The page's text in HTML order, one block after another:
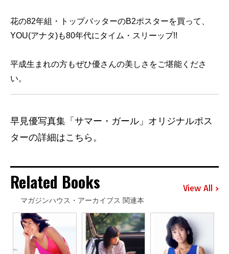
花の82年組・トップバッターのB2ポスターを買って、
YOU(アナタ)も80年代にタイム・スリーップ!!
平成生まれの方もぜひ優さんの美しさをご堪能くださ
い。
早見優写真集「サマー・ガール」オリジナルポス
ターの詳細はこちら。
Related Books
マガジンハウス・アーカイブス 関連本
View All